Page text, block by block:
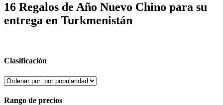
16 Regalos de Año Nuevo Chino para su
entrega en Turkmenistán
Clasificación
Rango de precios